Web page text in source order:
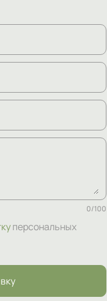
0/100
персональных